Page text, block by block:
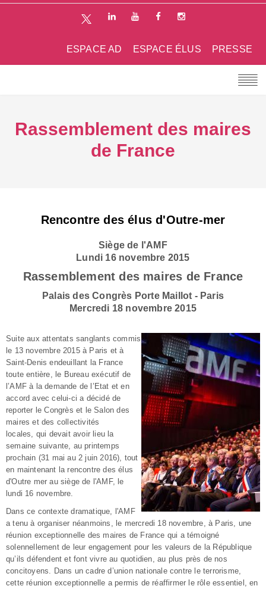
PRESSE
ESPACE ÉLUS
ESPACE AD
Rassemblement des maires
de France
Rencontre des élus d'Outre-mer
Siège de l'AMF
Lundi 16 novembre 2015
Rassemblement des maires de France
Palais des Congrès Porte Maillot - Paris
Mercredi 18 novembre 2015
Suite aux attentats sanglants commis
le 13 novembre 2015 à Paris et à
Saint-Denis endeuillant la France
toute entière, le Bureau exécutif de
l’AMF à la demande de l’Etat et en
accord avec celui-ci a décidé de
reporter le Congrès et le Salon des
maires et des collectivités
locales, qui devait avoir lieu la
semaine suivante, au printemps
prochain (31 mai au 2 juin 2016), tout
en maintenant la rencontre des élus
d'Outre mer au siège de l'AMF, le
lundi 16 novembre.
Dans ce contexte dramatique, l'AMF
a tenu à organiser néanmoins, le mercredi 18 novembre, à Paris, une
réunion exceptionnelle des maires de France qui a témoigné
solennellement de leur engagement pour les valeurs de la République
qu’ils défendent et font vivre au quotidien, au plus près de nos
concitoyens. Dans un cadre d’union nationale contre le terrorisme,
cette réunion exceptionnelle a permis de réaffirmer le rôle essentiel, en